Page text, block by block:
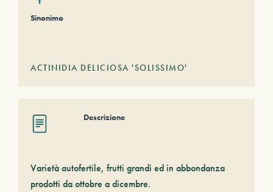
Sinonimo
ACTINIDIA DELICIOSA 'SOLISSIMO'
Descrizione
Varietà autofertile, frutti grandi ed in abbondanza
prodotti da ottobre a dicembre.